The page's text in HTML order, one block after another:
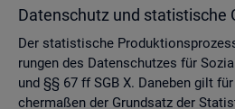
Da­ten­schutz und sta­tis­ti­sche
Der sta­tis­ti­sche
run­gen des Da­ten­schut­zes für
und §§ 67 ff SGB X. Da­ne­ben gilt
cher­ma­ßen der Grund­satz der